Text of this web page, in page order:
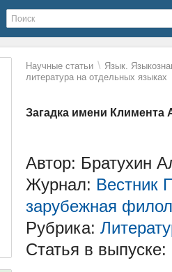
Научные статьи \ Язык.
литература на отдельных языках
Загадка имени Климента
Автор: Братухин
Журнал: Вестник
зарубежная
Рубрика:
Статья в выпуске: